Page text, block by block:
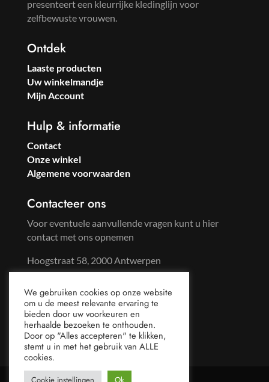
presenteert een kleurrijke kledinglijn voor
zelfbewuste vrouwen.
Ontdek
Laaste producten
Uw winkelmandje
Mijn Account
Hulp & informatie
Contact
Onze winkel
Algemene voorwaarden
Contacteer ons
Voor eventuele aanvullende vragen kunt u hier
contact met ons opnemen
Hoogstraat 58, 2000 Antwerpen
Gsm: +32 486 96 65 44
mail@sweetsoda.be
We gebruiken cookies op onze website
om u de meest relevante ervaring te
bieden door uw voorkeuren en
herhaalde bezoeken te onthouden.
Door op "Alles accepteren" te klikken,
stemt u in met het gebruik van ALLE
cookies.